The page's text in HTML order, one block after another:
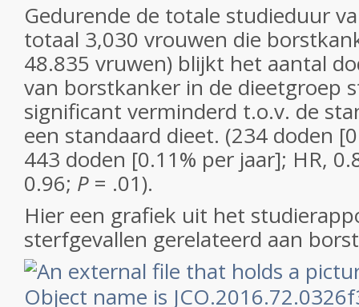
Gedurende de totale studieduur
totaal 3,030 vrouwen die
48.835 vruwen) blijkt het aantal
van borstkanker in de dieetgroep
significant verminderd t.o.v. de
een standaard dieet. (234 doden
443 doden [0.11% per jaar]; HR,
0.96; P = .01).
Hier een grafiek uit het
sterfgevallen gerelateerd aan